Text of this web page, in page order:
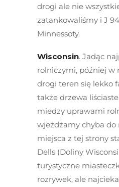
drogi ale nie
zatankowaliśmy i J
Minnessoty.
Wisconsin. Jadąc
rolniczymi, później w
drogi teren się lekko
także drzewa
miedzy uprawami
wjeżdżamy chyba do
miejsca z tej strony
Dells (Doliny
turystyczne
rozrywek, ale